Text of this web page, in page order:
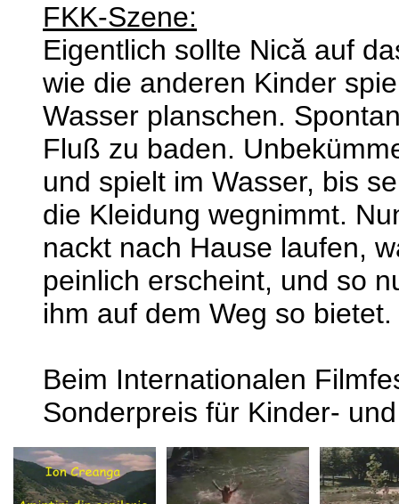
FKK-Szene:
Eigentlich sollte Nică auf
wie die anderen Kinder
Wasser planschen.
Fluß zu baden.
und spielt im Wasser, bis
die Kleidung wegnimmt.
nackt nach Hause laufen,
peinlich erscheint, und so
ihm auf dem Weg so bietet.
Beim Internationalen
Sonderpreis für Kinder-